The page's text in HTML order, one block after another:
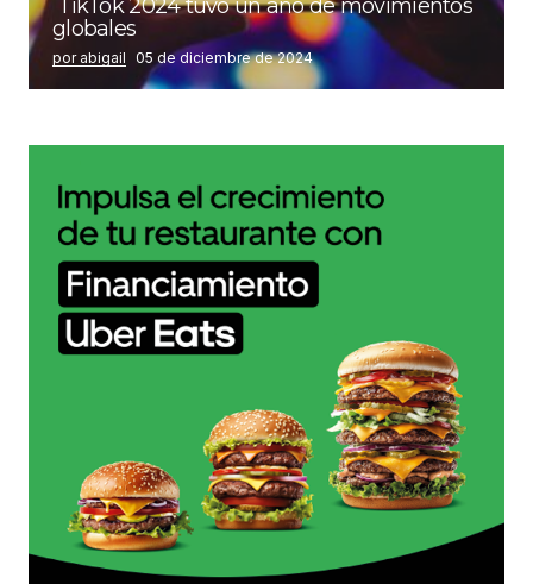
TikTok 2024 tuvo un año de movimientos
globales
por abigail 05 de diciembre de 2024